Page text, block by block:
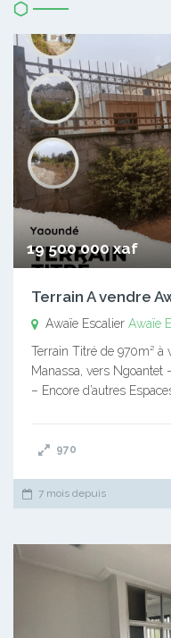
19 500 000 xaf
Terrain A vendre
Awaïe Escalier Awaïe
Terrain Titré de 970m² à
Manassa, vers Ngoantet
– Encore d’autres
970
7 mois depuis